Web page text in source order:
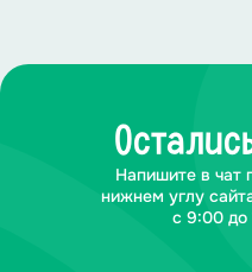
Напишите в чат
нижнем углу
с 9:00